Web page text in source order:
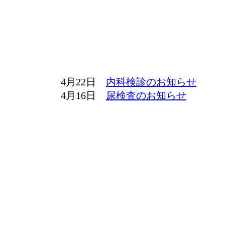
4月22日 内科検診のお知らせ
4月16日 尿検査のお知らせ